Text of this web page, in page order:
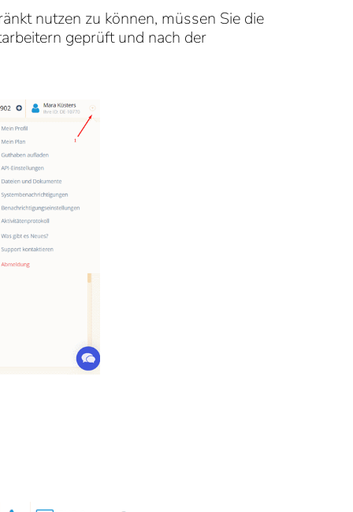
nutzen zu können, müssen Sie die
geprüft und nach der